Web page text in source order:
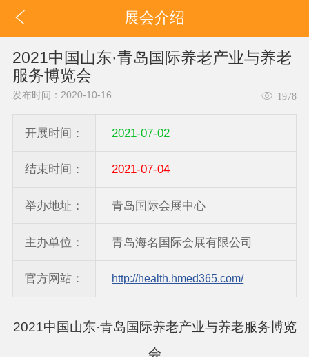
展会介绍
2021中国山东·青岛国际养老产业与养老
服务博览会
发布时间：2020-10-16 1978
开展时间： 2021-07-02
结束时间： 2021-07-04
举办地址： 青岛国际会展中心
主办单位： 青岛海名国际会展有限公司
官方网站： http://health.hmed365.com/
2021中国山东·青岛国际养老产业与养老服务博览
会